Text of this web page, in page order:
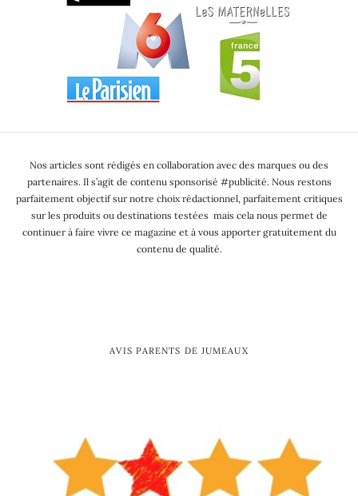
Nos articles sont rédigés en collaboration avec des marques ou des
partenaires. Il s’agit de contenu sponsorisé #publicité. Nous restons
parfaitement objectif sur notre choix rédactionnel, parfaitement critiques
sur les produits ou destinations testées mais cela nous permet de
continuer à faire vivre ce magazine et à vous apporter gratuitement du
contenu de qualité.
AVIS PARENTS DE JUMEAUX